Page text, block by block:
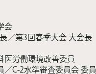
会
／第3回春季大会 大会長
医労働環境改善委員
C-2水準審査委員会 委員